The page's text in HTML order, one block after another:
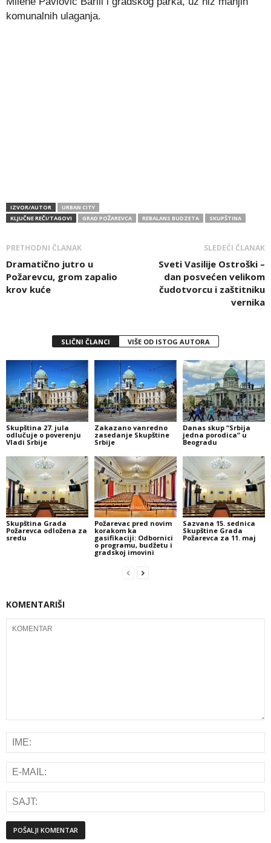
komunalnih ulaganja.
IZVOR/AUTOR
URBAN CITY
KLJUČNE REČI/TAGOVI
GRAD POŽAREVCA REBALANS BUDZETA SKUPŠTINA
PRETHODNI ČLANAK
Dramatično jutro u
Požarevcu, grom zapalio
krov kuće
SLEDEĆI ČLANAK
Sveti Vasilije Ostroški –
dan posvećen velikom
čudotvorcu i zaštitniku
vernika
SLIČNI ČLANCI VIŠE OD ISTOG AUTORA
Skupština 27. jula
odlučuje o poverenju
Vladi Srbije
Zakazano vanredno
zasedanje Skupštine
Srbije
Danas skup “Srbija
jedna porodica” u
Beogradu
Skupština Grada
Požarevca odložena za
sredu
Požarevac pred novim
korakom ka
gasifikaciji: Odbornici
o programu, budžetu i
gradskoj imovini
Sazvana 15. sednica
Skupštine Grada
Požarevca za 11. maj
KOMENTARIŠI